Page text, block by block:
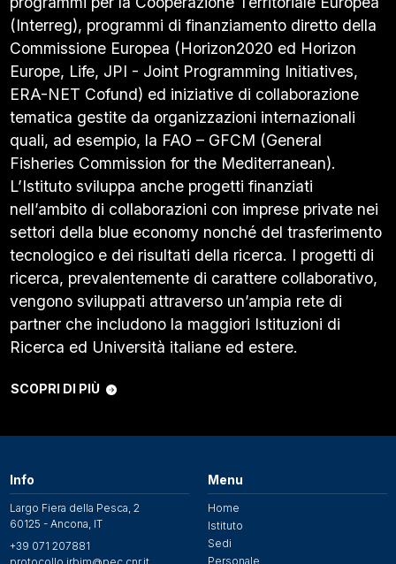
(Interreg), programmi di finanziamento diretto della
Commissione Europea (Horizon2020 ed Horizon
Europe, Life, JPI - Joint Programming Initiatives,
ERA-NET Cofund) ed iniziative di collaborazione
tematica gestite da organizzazioni internazionali
quali, ad esempio, la FAO – GFCM (General
Fisheries Commission for the Mediterranean).
L’Istituto sviluppa anche progetti finanziati
nell’ambito di collaborazioni con imprese private nei
settori della blue economy nonché del trasferimento
tecnologico e dei risultati della ricerca. I progetti di
ricerca, prevalentemente di carattere collaborativo,
vengono sviluppati attraverso un’ampia rete di
partner che includono la maggiori Istituzioni di
Ricerca ed Università italiane ed estere.
SCOPRI DI PIÙ
Info
Largo Fiera della Pesca, 2
60125 - Ancona, IT
+39 071 207881
Menu
Home
Istituto
Sedi
Personale